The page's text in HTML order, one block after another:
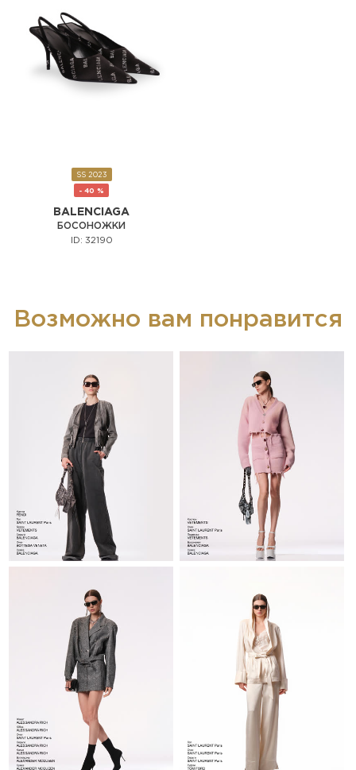
SS 2023
- 40 %
BALENCIAGA
БОСОНОЖКИ
ID: 32190
Возможно вам понравится